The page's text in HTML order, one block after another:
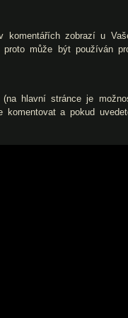
zobrazí u
proto může být používán
(na hlavní stránce je
a pokud